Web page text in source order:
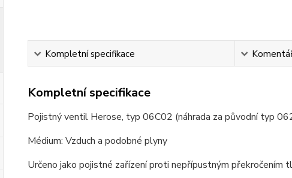
Kompletní specifikace
Kompletní specifikace
Pojistný ventil Herose, typ 06C02 (náhrada za původní typ
Médium: Vzduch a podobné plyny
Určeno jako pojistné zařízení proti nepřípustným překročením